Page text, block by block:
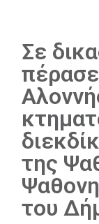
Σε
της
του